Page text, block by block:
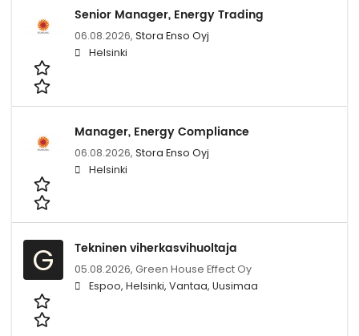
Senior Manager, Energy Trading
06.08.2026, Stora Enso Oyj
Helsinki
Manager, Energy Compliance
06.08.2026, Stora Enso Oyj
Helsinki
G Tekninen viherkasvihuoltaja
05.08.2026, Green House Effect Oy
Espoo, Helsinki, Vantaa, Uusimaa